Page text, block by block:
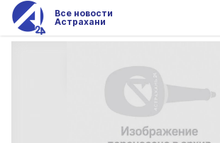
Все новости
Астрахани